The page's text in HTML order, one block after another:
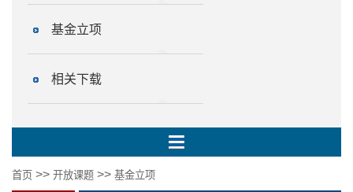
基金立项
相关下载
首页 >> 开放课题 >> 基金立项